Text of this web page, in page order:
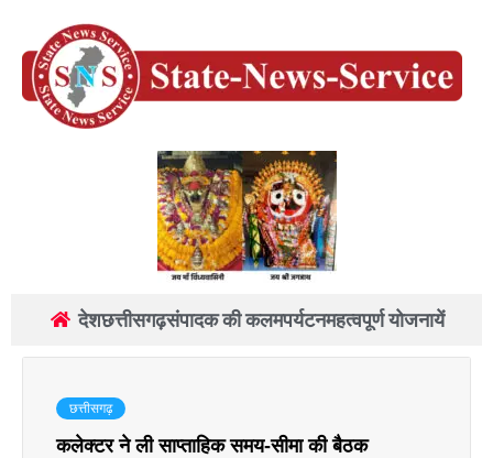
देशछत्तीसगढ़संपादक की कलमपर्यटनमहत्वपूर्ण योजनायें
छत्तीसगढ़
कलेक्टर ने ली साप्ताहिक समय-सीमा की बैठक